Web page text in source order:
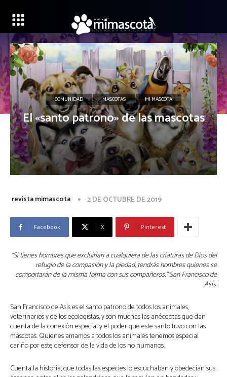
COMUNIDAD MASCOTAS MI MASCOTA
El «santo patrono» de las mascotas
revista mimascota 2 DE OCTUBRE DE 2019
Facebook X Pinterest
“Si tienes hombres que excluirían a cualquiera de las criaturas de Dios del
refugio de la compasión y la piedad, tendrás hombres quienes se
comportarán de la misma forma con sus compañeros.” San Francisco de
Asís.
San Francisco de Asís es el santo patrono de todos los animales,
veterinarios y de los ecologistas, y son muchas las anécdotas que dan
cuenta de la conexión especial y el poder que este santo tuvo con las
mascotas. Quienes amamos a todos los animales tenemos especial
cariño por este defensor de la vida de los no humanos.
Cuenta la historia, que todas las especies lo escuchaban y obedecían sus